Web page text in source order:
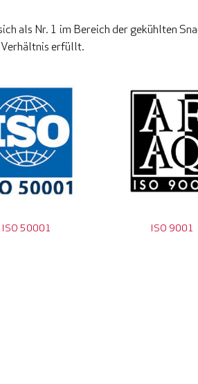
als Nr. 1 im Bereich der gekühlten
Verhältnis erfüllt.
ISO 50001 ISO 9001